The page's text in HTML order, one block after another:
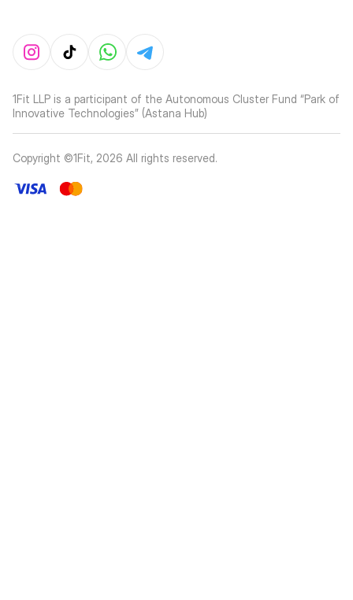
1Fit LLP is a participant of the Autonomous Cluster Fund “Park of
Innovative Technologies” (Astana Hub)
Copyright ©1Fit, 2026 All rights reserved.